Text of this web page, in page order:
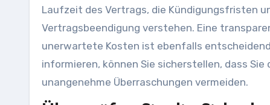
Laufzeit des Vertrags, die Kündigungsfristen
Vertragsbeendigung verstehen. Eine
unerwartete Kosten ist ebenfalls
informieren, können Sie sicherstellen, dass
unangenehme Überraschungen vermeiden.